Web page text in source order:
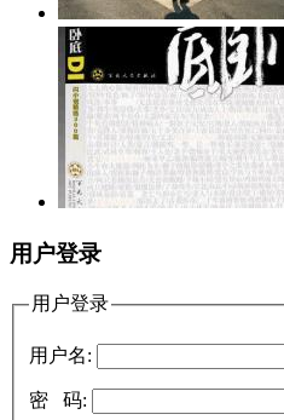
用户登录
用户登录
用户名:
密 码: